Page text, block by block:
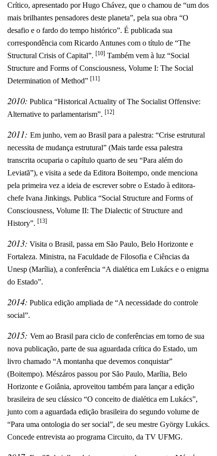
Crítico, apresentado por Hugo Chávez, que o chamou de “um dos
mais brilhantes pensadores deste planeta”, pela sua obra “O
desafio e o fardo do tempo histórico”. É publicada sua
correspondência com Ricardo Antunes com o título de “The
Structural Crisis of Capital”. [10] Também vem à luz “Social
Structure and Forms of Consciousness, Volume I: The Social
Determination of Method” [11]
2010: Publica “Historical Actuality of The Socialist Offensive:
Alternative to parlamentarism”. [12]
2011: Em junho, vem ao Brasil para a palestra: “Crise estrutural
necessita de mudança estrutural” (Mais tarde essa palestra
transcrita ocuparia o capítulo quarto de seu “Para além do
Leviatã”), e visita a sede da Editora Boitempo, onde menciona
pela primeira vez a ideia de escrever sobre o Estado à editora-
chefe Ivana Jinkings. Publica “Social Structure and Forms of
Consciousness, Volume II: The Dialectic of Structure and
History”. [13]
2013: Visita o Brasil, passa em São Paulo, Belo Horizonte e
Fortaleza. Ministra, na Faculdade de Filosofia e Ciências da
Unesp (Marília), a conferência “A dialética em Lukács e o enigma
do Estado”.
2014: Publica edição ampliada de “A necessidade do controle
social”.
2015: Vem ao Brasil para ciclo de conferências em torno de sua
nova publicação, parte de sua aguardada crítica do Estado, um
livro chamado “A montanha que devemos conquistar”
(Boitempo). Mészáros passou por São Paulo, Marília, Belo
Horizonte e Goiânia, aproveitou também para lançar a edição
brasileira de seu clássico “O conceito de dialética em Lukács”,
junto com a aguardada edição brasileira do segundo volume de
“Para uma ontologia do ser social”, de seu mestre György Lukács.
Concede entrevista ao programa Circuito, da TV UFMG.